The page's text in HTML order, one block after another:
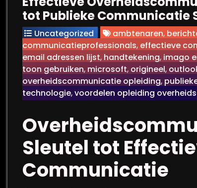
tot Publieke Communicatie
Uncategorized ambtenaren,
communicatieprofessionals, effectieve
email adressen lijst, handtekening, imago
toon gebruiken, microsoft, origineel,
overheidscommunicatie opleiding,
technologie,voordelen opleiding
Sleutel tot
Communicatie